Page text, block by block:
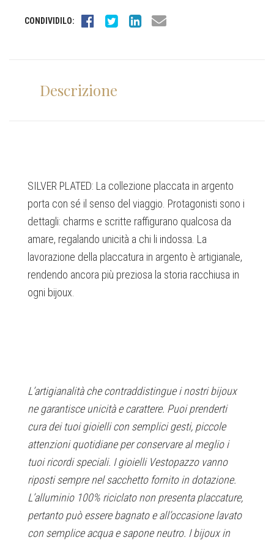
CONDIVIDILO:
Descrizione
SILVER PLATED: La collezione placcata in argento
porta con sé il senso del viaggio. Protagonisti sono i
dettagli: charms e scritte raffigurano qualcosa da
amare, regalando unicità a chi li indossa. La
lavorazione della placcatura in argento è artigianale,
rendendo ancora più preziosa la storia racchiusa in
ogni bijoux.
L’artigianalità che contraddistingue i nostri bijoux
ne garantisce unicità e carattere. Puoi prenderti
cura dei tuoi gioielli con semplici gesti, piccole
attenzioni quotidiane per conservare al meglio i
tuoi ricordi speciali. I gioielli Vestopazzo vanno
riposti sempre nel sacchetto fornito in dotazione.
L’alluminio 100% riciclato non presenta placcature,
pertanto può essere bagnato e all’occasione lavato
con semplice acqua e sapone neutro. I bijoux in